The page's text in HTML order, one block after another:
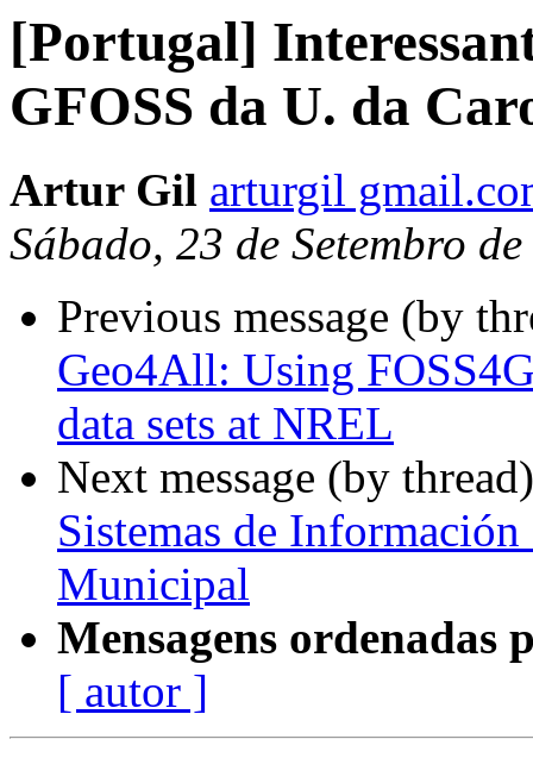
[Portugal]
GFOSS da U. da
Artur Gil arturgil
Sábado, 23 de Setembro
Previous message (by
Geo4All: Using
data sets at NREL
Next message (by
Sistemas de
Municipal
Mensagens ordenadas
[ autor ]